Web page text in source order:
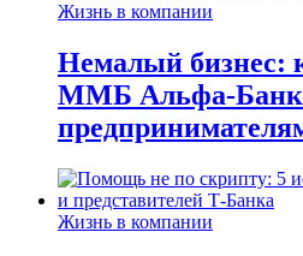
Жизнь в компании
Немалый бизнес:
ММБ Альфа-
Жизнь в компании